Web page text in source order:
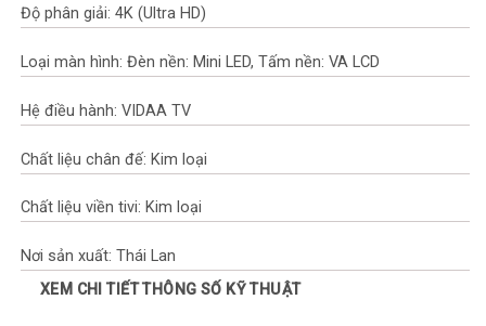
Độ phân giải: 4K (Ultra HD)
Loại màn hình: Đèn nền: Mini LED, Tấm nền: VA LCD
Hệ điều hành: VIDAA TV
Chất liệu chân đế: Kim loại
Chất liệu viền tivi: Kim loại
Nơi sản xuất: Thái Lan
XEM CHI TIẾT THÔNG SỐ KỸ THUẬT